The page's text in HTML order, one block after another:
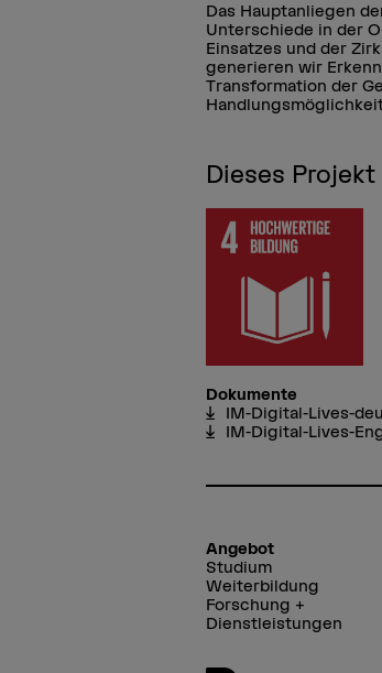
Das Hauptanliegen
Unterschiede in der
Einsatzes und der
generieren wir
Transformation der
Dieses
Dokumente
IM-Digital-Lives-
IM-Digital-Lives-
Angebot
Studium
Weiterbildung
Forschung +
Dienstleistungen